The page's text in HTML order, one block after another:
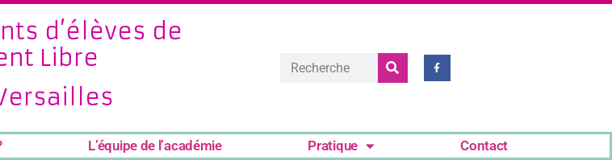
d’élèves de
Libre
L’équipe de l’académie Pratique Contact